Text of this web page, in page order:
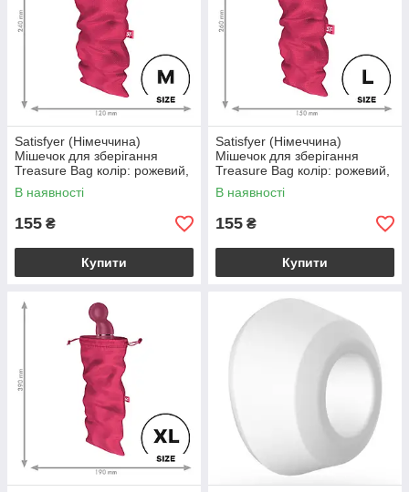
Satisfyer (Німеччина)
Мішечок для зберігання
Treasure Bag колір: рожевий,
розмір: М Satisfyer
(Німеччина)
В наявності
155 ₴
Купити
Satisfyer (Німеччина)
Мішечок для зберігання
Treasure Bag колір: рожевий,
розмір: L Satisfyer
(Німеччина)
В наявності
155 ₴
Купити